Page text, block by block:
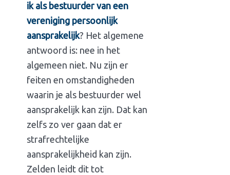
ik als bestuurder van een
vereniging persoonlijk
aansprakelijk? Het algemene
antwoord is: nee in het
algemeen niet. Nu zijn er
feiten en omstandigheden
waarin je als bestuurder wel
aansprakelijk kan zijn. Dat kan
zelfs zo ver gaan dat er
strafrechtelijke
aansprakelijkheid kan zijn.
Zelden leidt dit tot